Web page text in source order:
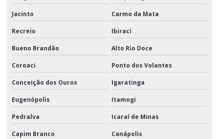
Jacinto Carmo da Mata
Recreio Ibiraci
Bueno Brandão Alto Rio Doce
Coroaci Ponto dos Volantes
Conceição dos Ouros Igaratinga
Eugenópolis Itamogi
Pedralva Icaraí de Minas
Capim Branco Canápolis